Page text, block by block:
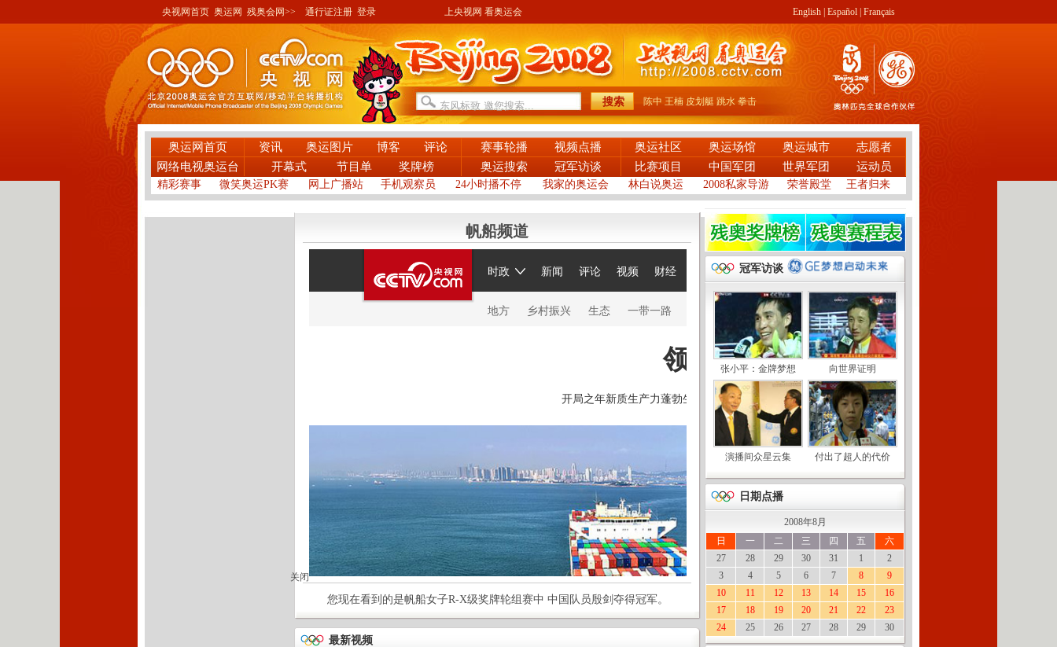
央视网首页 奥运网 残奥会网>> 通行证注册 登录 上央视网 看奥运会 English Español Français
陈中 王楠 皮划艇 跳水 拳击
奥运网首页 资讯 奥运图片 博客 评论 赛事轮播 视频点播 奥运社区 奥运场馆 奥运城市
志愿者
网络电视奥运台
开幕式 节目单 奖牌榜 奥运搜索 冠军访谈 比赛项目 中国军团 世界军团 运动员
精彩赛事 微笑奥运PK赛 网上广播站 手机观察员 24小时播不停 我家的奥运会 林白说奥运 2008私家导游 荣誉殿堂 王者归来
帆船频道
关闭
您现在看到的是帆船女子R-X级奖牌轮组赛中 中国队员殷剑夺得冠军。
最新视频
冠军访谈
张小平：金牌梦想 向世界证明
演播间众星云集 付出了超人的代价
日期点播
2008年8月
日
一 二 三 四 五
六
27
28 29 30 31 1
2
3
4 5 6 7 8
9
10
11 12 13 14 15
16
17
18 19 20 21 22
23
24
25 26 27 28 29 30